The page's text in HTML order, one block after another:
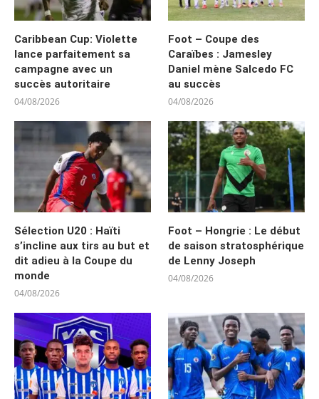
Caribbean Cup: Violette
lance parfaitement sa
campagne avec un
succès autoritaire
04/08/2026
Foot – Coupe des
Caraïbes : Jamesley
Daniel mène Salcedo FC
au succès
04/08/2026
Sélection U20 : Haïti
s’incline aux tirs au but et
dit adieu à la Coupe du
monde
04/08/2026
Foot – Hongrie : Le début
de saison stratosphérique
de Lenny Joseph
04/08/2026